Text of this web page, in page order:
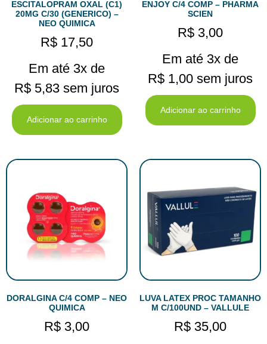
ESCITALOPRAM OXAL (C1)
20MG C/30 (GENERICO) –
NEO QUIMICA
R$ 17,50
Em até 3x de
R$ 5,83 sem juros
Adicionar ao carrinho
ENJOY C/4 COMP – PHARMA
SCIEN
R$ 3,00
Em até 3x de
R$ 1,00 sem juros
Adicionar ao carrinho
DORALGINA C/4 COMP – NEO
QUIMICA
R$ 3,00
LUVA LATEX PROC TAMANHO
M C/100UND – VALLULE
R$ 35,00